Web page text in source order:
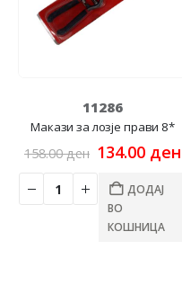
11286
Макази за лозје прави 8*
158.00ден Original
was:
158.00 ден.
134.00 ден
ДОДАЈ
ВО
КОШНИЦА